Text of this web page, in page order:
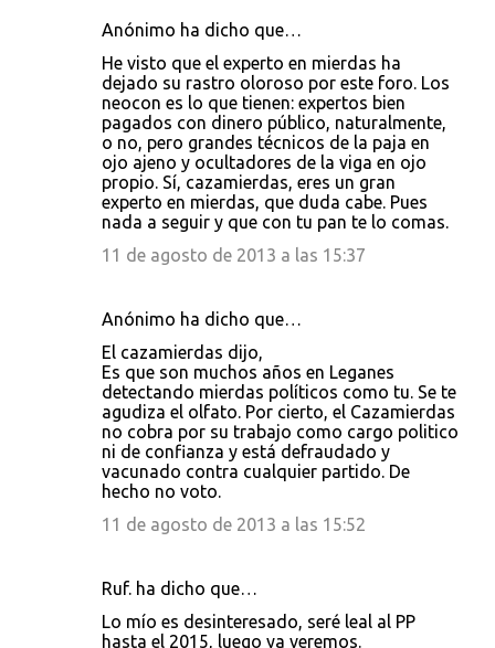
Anónimo ha dicho que…
He visto que el experto en mierdas ha
dejado su rastro oloroso por este foro. Los
neocon es lo que tienen: expertos bien
pagados con dinero público, naturalmente,
o no, pero grandes técnicos de la paja en
ojo ajeno y ocultadores de la viga en ojo
propio. Sí, cazamierdas, eres un gran
experto en mierdas, que duda cabe. Pues
nada a seguir y que con tu pan te lo comas.
11 de agosto de 2013 a las 15:37
Anónimo ha dicho que…
El cazamierdas dijo,
Es que son muchos años en Leganes
detectando mierdas políticos como tu. Se te
agudiza el olfato. Por cierto, el Cazamierdas
no cobra por su trabajo como cargo politico
ni de confianza y está defraudado y
vacunado contra cualquier partido. De
hecho no voto.
11 de agosto de 2013 a las 15:52
Ruf. ha dicho que…
Lo mío es desinteresado, seré leal al PP
hasta el 2015, luego ya veremos.